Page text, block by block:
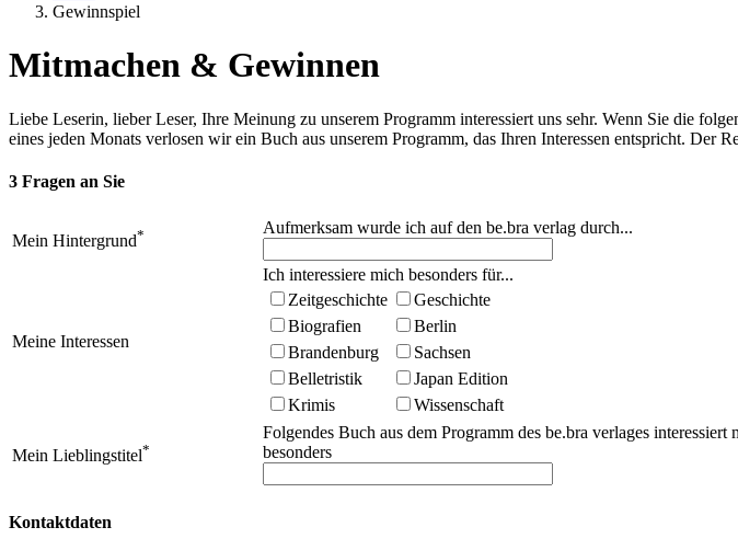
Gewinnspiel
Mitmachen & Gewinnen
Liebe Leserin, lieber Leser, Ihre Meinung zu unserem Programm interessiert uns sehr. Wenn Sie die
eines jeden Monats verlosen wir ein Buch aus unserem Programm, das Ihren Interessen entspricht. Der
3 Fragen an Sie
Mein Hintergrund* Aufmerksam wurde ich auf den be.bra verlag durch...
Meine Interessen
Ich interessiere mich besonders für...
Zeitgeschichte
Geschichte
Biografien
Berlin
Brandenburg
Sachsen
Belletristik
Japan Edition
Krimis
Wissenschaft
Mein Lieblingstitel*
Folgendes Buch aus dem Programm des be.bra verlages interessiert
besonders
Kontaktdaten